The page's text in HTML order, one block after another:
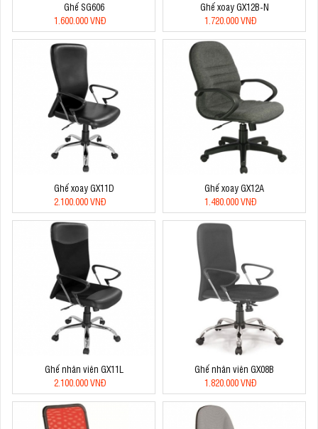
Ghế SG606
1.600.000 VNĐ
Ghế xoay GX12B-N
1.720.000 VNĐ
Ghế xoay GX11D
2.100.000 VNĐ
Ghế xoay GX12A
1.480.000 VNĐ
Ghế nhân viên GX11L
2.100.000 VNĐ
Ghế nhân viên GX08B
1.820.000 VNĐ